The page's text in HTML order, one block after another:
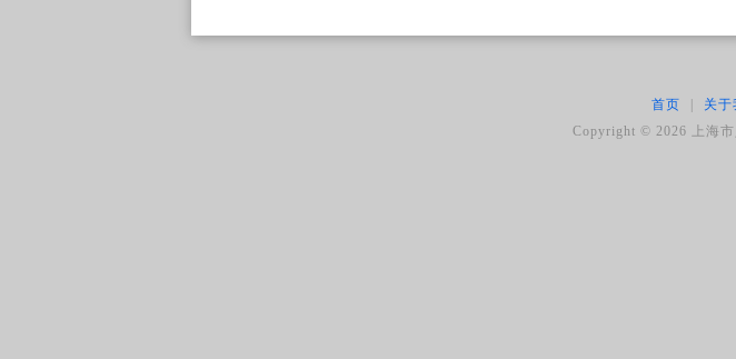
首页 关于
Copyright © 2026 上海